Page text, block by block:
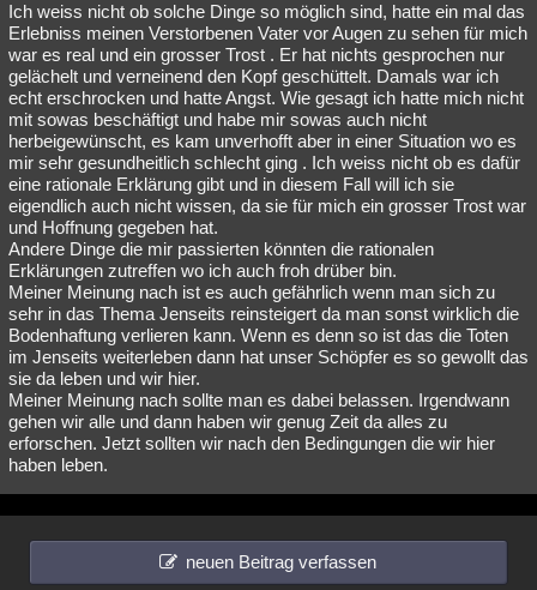
Ich weiss nicht ob solche Dinge so möglich sind, hatte ein mal das
Erlebniss meinen Verstorbenen Vater vor Augen zu sehen für mich
war es real und ein grosser Trost . Er hat nichts gesprochen nur
gelächelt und verneinend den Kopf geschüttelt. Damals war ich
echt erschrocken und hatte Angst. Wie gesagt ich hatte mich nicht
mit sowas beschäftigt und habe mir sowas auch nicht
herbeigewünscht, es kam unverhofft aber in einer Situation wo es
mir sehr gesundheitlich schlecht ging . Ich weiss nicht ob es dafür
eine rationale Erklärung gibt und in diesem Fall will ich sie
eigendlich auch nicht wissen, da sie für mich ein grosser Trost war
und Hoffnung gegeben hat.
Andere Dinge die mir passierten könnten die rationalen
Erklärungen zutreffen wo ich auch froh drüber bin.
Meiner Meinung nach ist es auch gefährlich wenn man sich zu
sehr in das Thema Jenseits reinsteigert da man sonst wirklich die
Bodenhaftung verlieren kann. Wenn es denn so ist das die Toten
im Jenseits weiterleben dann hat unser Schöpfer es so gewollt das
sie da leben und wir hier.
Meiner Meinung nach sollte man es dabei belassen. Irgendwann
gehen wir alle und dann haben wir genug Zeit da alles zu
erforschen. Jetzt sollten wir nach den Bedingungen die wir hier
haben leben.
neuen Beitrag verfassen